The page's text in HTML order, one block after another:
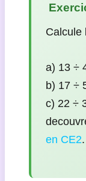
Calcule
a) 13 ÷
b) 17 ÷
c) 22 ÷
en CE2.